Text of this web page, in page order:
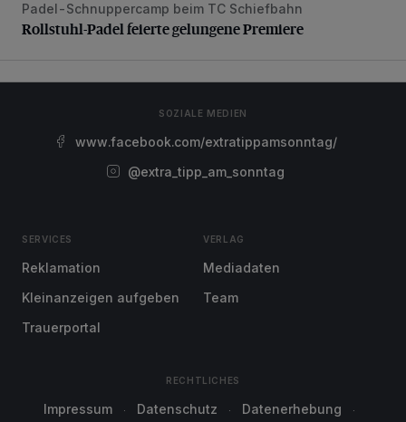
Rollstuhl-Padel feierte gelungene Premiere
Padel-Schnuppercamp beim TC Schiefbahn
Rollstuhl-Padel feierte gelungene Premiere
SOZIALE MEDIEN
www.facebook.com/extratippamsonntag/
@extra_tipp_am_sonntag
SERVICES
Reklamation
Kleinanzeigen aufgeben
Trauerportal
VERLAG
Mediadaten
Team
RECHTLICHES
Impressum Datenschutz Datenerhebung